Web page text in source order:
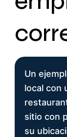
Un
local con
sitio con
su